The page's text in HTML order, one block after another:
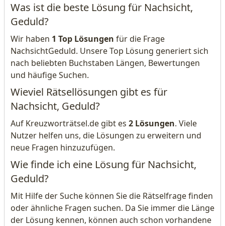
Was ist die beste Lösung für Nachsicht,
Geduld?
Wir haben 1 Top Lösungen für die Frage
NachsichtGeduld. Unsere Top Lösung generiert sich
nach beliebten Buchstaben Längen, Bewertungen
und häufige Suchen.
Wieviel Rätsellösungen gibt es für
Nachsicht, Geduld?
Auf Kreuzworträtsel.de gibt es 2 Lösungen. Viele
Nutzer helfen uns, die Lösungen zu erweitern und
neue Fragen hinzuzufügen.
Wie finde ich eine Lösung für Nachsicht,
Geduld?
Mit Hilfe der Suche können Sie die Rätselfrage finden
oder ähnliche Fragen suchen. Da Sie immer die Länge
der Lösung kennen, können auch schon vorhandene